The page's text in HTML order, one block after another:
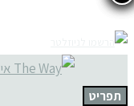
תפריט